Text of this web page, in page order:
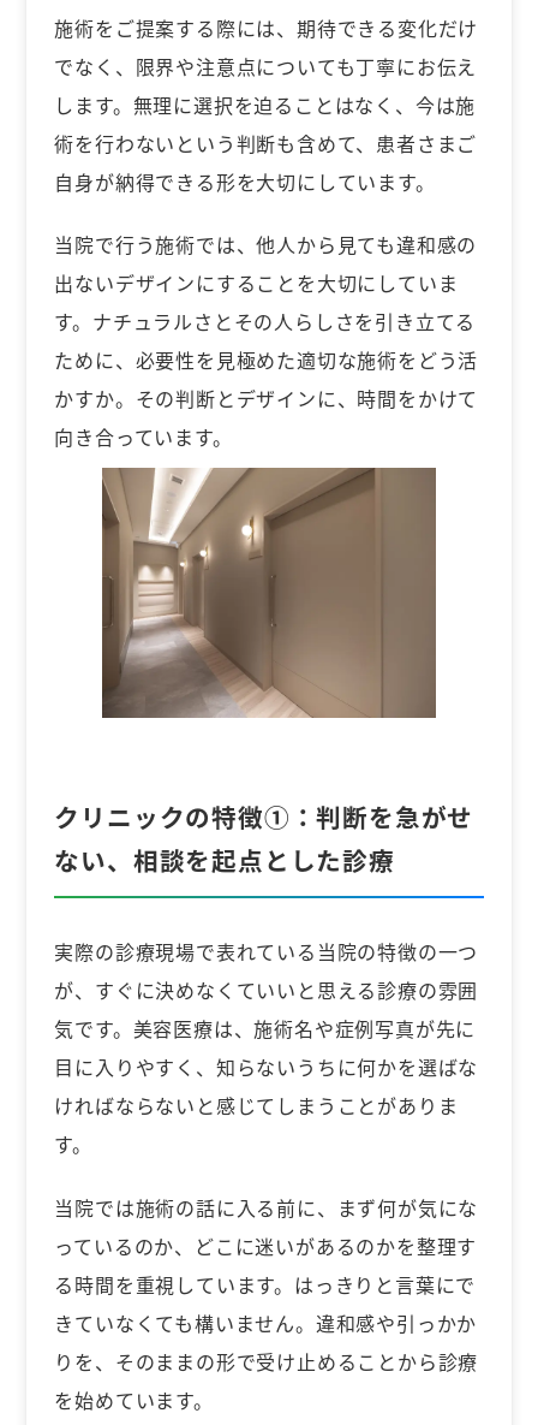
施術をご提案する際には、期待できる変化だけ
でなく、限界や注意点についても丁寧にお伝え
します。無理に選択を迫ることはなく、今は施
術を行わないという判断も含めて、患者さまご
自身が納得できる形を大切にしています。
当院で行う施術では、他人から見ても違和感の
出ないデザインにすることを大切にしていま
す。ナチュラルさとその人らしさを引き立てる
ために、必要性を見極めた適切な施術をどう活
かすか。その判断とデザインに、時間をかけて
向き合っています。
クリニックの特徴①：判断を急がせ
ない、相談を起点とした診療
実際の診療現場で表れている当院の特徴の一つ
が、すぐに決めなくていいと思える診療の雰囲
気です。美容医療は、施術名や症例写真が先に
目に入りやすく、知らないうちに何かを選ばな
ければならないと感じてしまうことがありま
す。
当院では施術の話に入る前に、まず何が気にな
っているのか、どこに迷いがあるのかを整理す
る時間を重視しています。はっきりと言葉にで
きていなくても構いません。違和感や引っかか
りを、そのままの形で受け止めることから診療
を始めています。